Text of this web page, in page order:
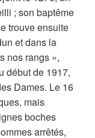
; son baptême
trouve ensuite
et dans la
nos rangs »,
début de 1917,
Dames. Le 16
mais
boches
arrêtés,